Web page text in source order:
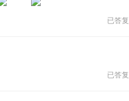
已答复
已答复